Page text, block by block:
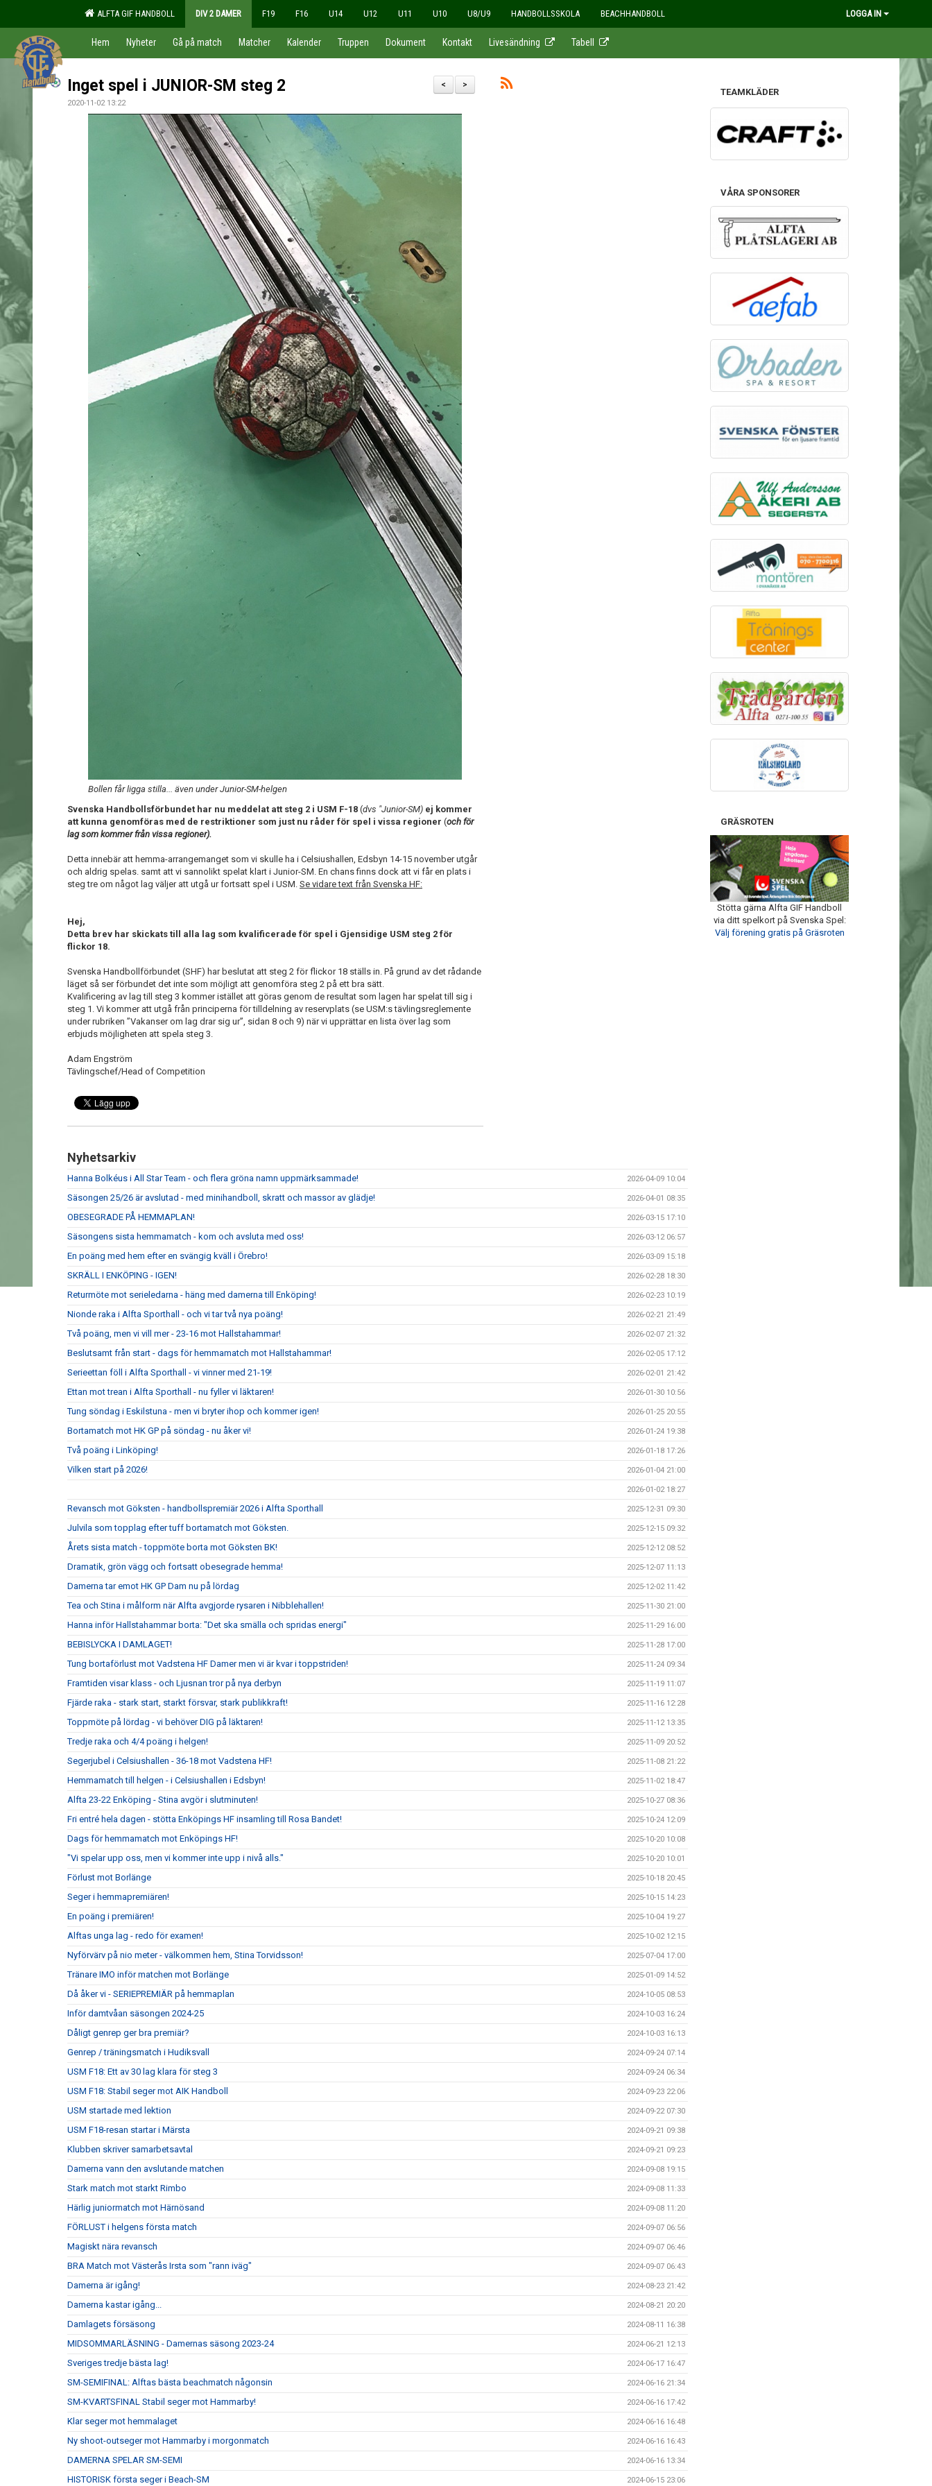
ALFTA GIF HANDBOLL DIV 2 DAMER F19 F16 U14 U12 U11 U10 U8/U9 HANDBOLLSSKOLA BEACHHANDBOLL LOGGA IN
Hem Nyheter Gå på match Matcher Kalender Truppen Dokument Kontakt Livesändning Tabell
>
<
Inget spel i JUNIOR-SM steg 2
2020-11-02 13:22
Bollen får ligga stilla... även under Junior-SM-helgen
Svenska Handbollsförbundet har nu meddelat att steg 2 i USM F-18 (dvs "Junior-SM) ej kommer
att kunna genomföras med de restriktioner som just nu råder för spel i vissa regioner (och för
lag som kommer från vissa regioner).
Detta innebär att hemma-arrangemanget som vi skulle ha i Celsiushallen, Edsbyn 14-15 november utgår
och aldrig spelas. samt att vi sannolikt spelat klart i Junior-SM. En chans finns dock att vi får en plats i
steg tre om något lag väljer att utgå ur fortsatt spel i USM. Se vidare text från Svenska HF:
Hej,
Detta brev har skickats till alla lag som kvalificerade för spel i Gjensidige USM steg 2 för
flickor 18.
Svenska Handbollförbundet (SHF) har beslutat att steg 2 för flickor 18 ställs in. På grund av det rådande
läget så ser förbundet det inte som möjligt att genomföra steg 2 på ett bra sätt.
Kvalificering av lag till steg 3 kommer istället att göras genom de resultat som lagen har spelat till sig i
steg 1. Vi kommer att utgå från principerna för tilldelning av reservplats (se USM:s tävlingsreglemente
under rubriken ”Vakanser om lag drar sig ur”, sidan 8 och 9) när vi upprättar en lista över lag som
erbjuds möjligheten att spela steg 3.
Adam Engström
Tävlingschef/Head of Competition
Nyhetsarkiv
Hanna Bolkéus i All Star Team - och flera gröna namn uppmärksammade! 2026-04-09 10:04
Säsongen 25/26 är avslutad - med minihandboll, skratt och massor av glädje! 2026-04-01 08:35
OBESEGRADE PÅ HEMMAPLAN! 2026-03-15 17:10
Säsongens sista hemmamatch - kom och avsluta med oss! 2026-03-12 06:57
En poäng med hem efter en svängig kväll i Örebro! 2026-03-09 15:18
SKRÄLL I ENKÖPING - IGEN! 2026-02-28 18:30
Returmöte mot serieledarna - häng med damerna till Enköping! 2026-02-23 10:19
Nionde raka i Alfta Sporthall - och vi tar två nya poäng! 2026-02-21 21:49
Två poäng, men vi vill mer - 23-16 mot Hallstahammar! 2026-02-07 21:32
Beslutsamt från start - dags för hemmamatch mot Hallstahammar! 2026-02-05 17:12
Serieettan föll i Alfta Sporthall - vi vinner med 21-19! 2026-02-01 21:42
Ettan mot trean i Alfta Sporthall - nu fyller vi läktaren! 2026-01-30 10:56
Tung söndag i Eskilstuna - men vi bryter ihop och kommer igen! 2026-01-25 20:55
Bortamatch mot HK GP på söndag - nu åker vi! 2026-01-24 19:38
Två poäng i Linköping! 2026-01-18 17:26
Vilken start på 2026! 2026-01-04 21:00
2026-01-02 18:27
Revansch mot Göksten - handbollspremiär 2026 i Alfta Sporthall 2025-12-31 09:30
Julvila som topplag efter tuff bortamatch mot Göksten. 2025-12-15 09:32
Årets sista match - toppmöte borta mot Göksten BK! 2025-12-12 08:52
Dramatik, grön vägg och fortsatt obesegrade hemma! 2025-12-07 11:13
Damerna tar emot HK GP Dam nu på lördag 2025-12-02 11:42
Tea och Stina i målform när Alfta avgjorde rysaren i Nibblehallen! 2025-11-30 21:00
Hanna inför Hallstahammar borta: "Det ska smälla och spridas energi" 2025-11-29 16:00
BEBISLYCKA I DAMLAGET! 2025-11-28 17:00
Tung bortaförlust mot Vadstena HF Damer men vi är kvar i toppstriden! 2025-11-24 09:34
Framtiden visar klass - och Ljusnan tror på nya derbyn 2025-11-19 11:07
Fjärde raka - stark start, starkt försvar, stark publikkraft! 2025-11-16 12:28
Toppmöte på lördag - vi behöver DIG på läktaren! 2025-11-12 13:35
Tredje raka och 4/4 poäng i helgen! 2025-11-09 20:52
Segerjubel i Celsiushallen - 36-18 mot Vadstena HF! 2025-11-08 21:22
Hemmamatch till helgen - i Celsiushallen i Edsbyn! 2025-11-02 18:47
Alfta 23-22 Enköping - Stina avgör i slutminuten! 2025-10-27 08:36
Fri entré hela dagen - stötta Enköpings HF insamling till Rosa Bandet! 2025-10-24 12:09
Dags för hemmamatch mot Enköpings HF! 2025-10-20 10:08
"Vi spelar upp oss, men vi kommer inte upp i nivå alls." 2025-10-20 10:01
Förlust mot Borlänge 2025-10-18 20:45
Seger i hemmapremiären! 2025-10-15 14:23
En poäng i premiären! 2025-10-04 19:27
Alftas unga lag - redo för examen! 2025-10-02 12:15
Nyförvärv på nio meter - välkommen hem, Stina Torvidsson! 2025-07-04 17:00
Tränare IMO inför matchen mot Borlänge 2025-01-09 14:52
Då åker vi - SERIEPREMIÄR på hemmaplan 2024-10-05 08:53
Inför damtvåan säsongen 2024-25 2024-10-03 16:24
Dåligt genrep ger bra premiär? 2024-10-03 16:13
Genrep / träningsmatch i Hudiksvall 2024-09-24 07:14
USM F18: Ett av 30 lag klara för steg 3 2024-09-24 06:34
USM F18: Stabil seger mot AIK Handboll 2024-09-23 22:06
USM startade med lektion 2024-09-22 07:30
USM F18-resan startar i Märsta 2024-09-21 09:38
Klubben skriver samarbetsavtal 2024-09-21 09:23
Damerna vann den avslutande matchen 2024-09-08 19:15
Stark match mot starkt Rimbo 2024-09-08 11:33
Härlig juniormatch mot Härnösand 2024-09-08 11:20
FÖRLUST i helgens första match 2024-09-07 06:56
Magiskt nära revansch 2024-09-07 06:46
BRA Match mot Västerås Irsta som "rann iväg" 2024-09-07 06:43
Damerna är igång! 2024-08-23 21:42
Damerna kastar igång... 2024-08-21 20:20
Damlagets försäsong 2024-08-11 16:38
MIDSOMMARLÄSNING - Damernas säsong 2023-24 2024-06-21 12:13
Sveriges tredje bästa lag! 2024-06-17 16:47
SM-SEMIFINAL: Alftas bästa beachmatch någonsin 2024-06-16 21:34
SM-KVARTSFINAL Stabil seger mot Hammarby! 2024-06-16 17:42
Klar seger mot hemmalaget 2024-06-16 16:48
Ny shoot-outseger mot Hammarby i morgonmatch 2024-06-16 16:43
DAMERNA SPELAR SM-SEMI 2024-06-16 13:34
HISTORISK första seger i Beach-SM 2024-06-15 23:06
TEAMKLÄDER
VÅRA SPONSORER
GRÄSROTEN
Stötta gärna Alfta GIF Handboll
via ditt spelkort på Svenska Spel:
Välj förening gratis på Gräsroten